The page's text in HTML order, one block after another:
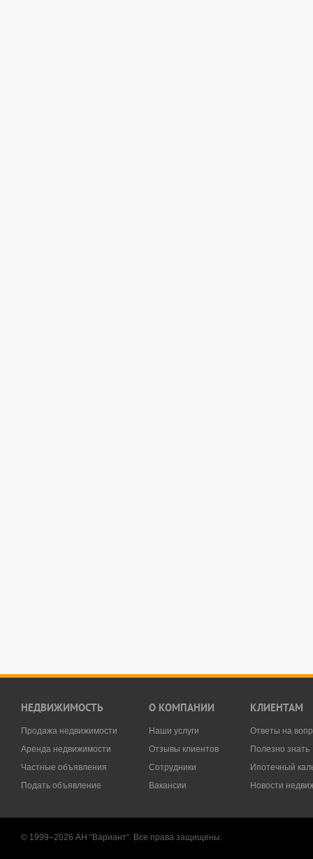
НЕДВИЖИМОСТЬ
Продажа недвижимости
Аренда недвижимости
Частные объявления
Подать объявление
О КОМПАНИИ
Наши услуги
Отзывы клиентов
Сотрудники
Вакансии
КЛИЕНТАМ
Ответы на
Полезно знать
Ипотечный
Новости
© 1999–2026 АН “Вариант”. Все права защищены.